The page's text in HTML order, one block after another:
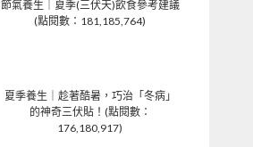
節氣養生｜夏季(三伏天)飲食參考建議
(點閱數：181,185,764)
夏季養生｜趁著酷暑，巧治「冬病」
的神奇三伏貼！(點閱數：
176,180,917)